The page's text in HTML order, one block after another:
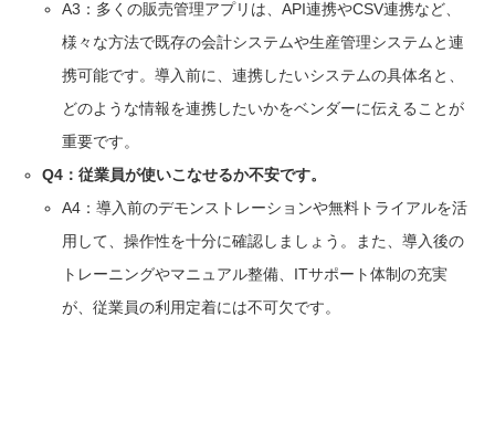
A3：多くの販売管理アプリは、API連携やCSV連携など、
様々な方法で既存の会計システムや生産管理システムと連
携可能です。導入前に、連携したいシステムの具体名と、
どのような情報を連携したいかをベンダーに伝えることが
重要です。
Q4：従業員が使いこなせるか不安です。
A4：導入前のデモンストレーションや無料トライアルを活
用して、操作性を十分に確認しましょう。また、導入後の
トレーニングやマニュアル整備、ITサポート体制の充実
が、従業員の利用定着には不可欠です。